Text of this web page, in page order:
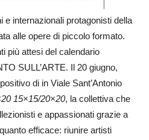
e internazionali protagonisti della
alle opere di piccolo formato.
più attesi del calendario
SULL’ARTE. Il 20 giugno,
di in Viale Sant’Antonio
15×15/20×20, la collettiva che
e appassionati grazie a
efficace: riunire artisti